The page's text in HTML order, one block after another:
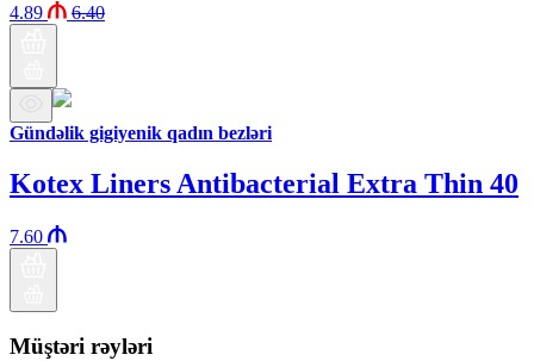
4.89 6.40
Gündəlik gigiyenik qadın bezləri
Kotex Liners Antibacterial Extra Thin 40
7.60
Müştəri rəyləri